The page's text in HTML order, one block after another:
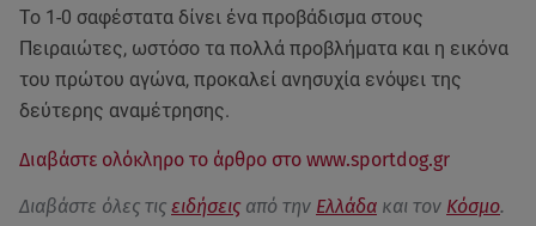
Το 1-0 σαφέστατα δίνει ένα προβάδισμα στους
Πειραιώτες, ωστόσο τα πολλά προβλήματα και η εικόνα
του πρώτου αγώνα, προκαλεί ανησυχία ενόψει της
δεύτερης αναμέτρησης.
Διαβάστε ολόκληρο το άρθρο στο www.sportdog.gr
Διαβάστε όλες τις ειδήσεις από την Ελλάδα και τον Κόσμο.